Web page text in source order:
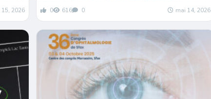
2026 0 616 0 mai 14, 2026